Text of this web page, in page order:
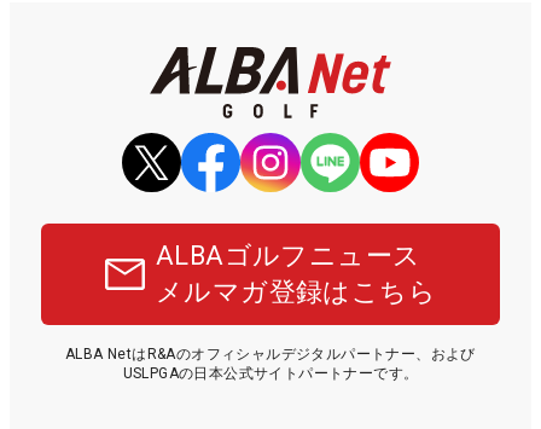
ALBAゴルフニュース
メルマガ登録はこちら
ALBA NetはR&Aのオフィシャルデジタルパートナー、および
USLPGAの日本公式サイトパートナーです。